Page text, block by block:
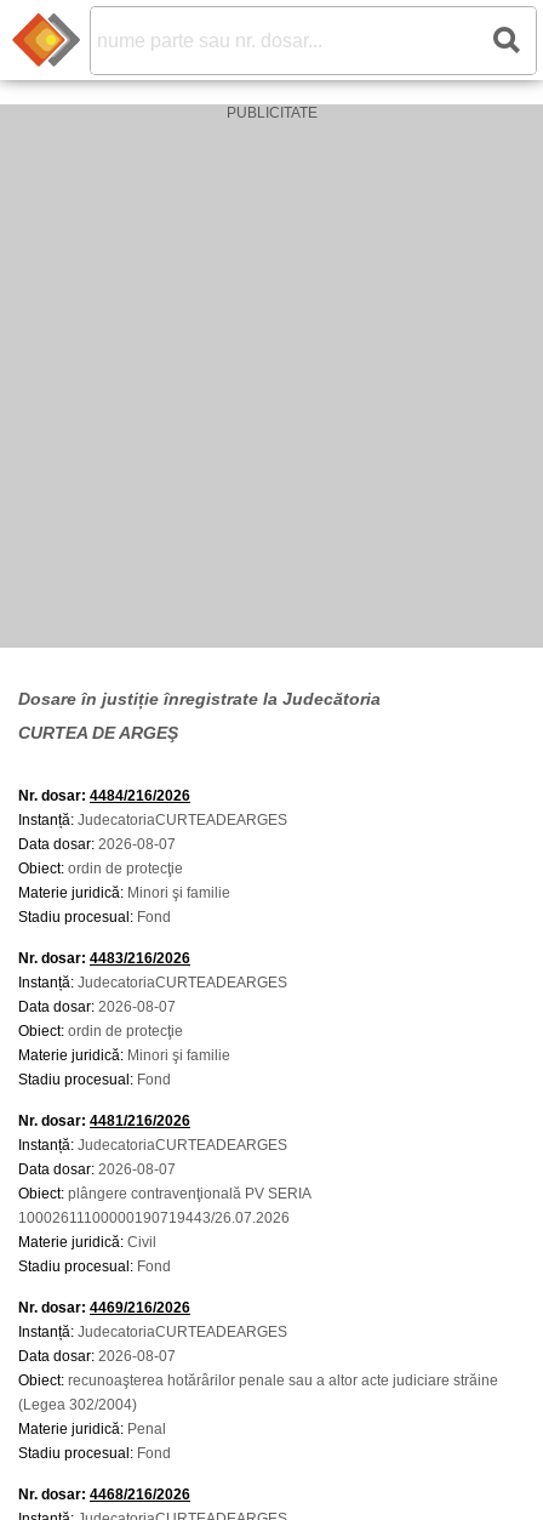
Dosare în justiție înregistrate la Judecătoria
CURTEA DE ARGEŞ
Nr. dosar: 4484/216/2026
Instanță: JudecatoriaCURTEADEARGES
Data dosar: 2026-08-07
Obiect: ordin de protecţie
Materie juridică: Minori şi familie
Stadiu procesual: Fond
Nr. dosar: 4483/216/2026
Instanță: JudecatoriaCURTEADEARGES
Data dosar: 2026-08-07
Obiect: ordin de protecţie
Materie juridică: Minori şi familie
Stadiu procesual: Fond
Nr. dosar: 4481/216/2026
Instanță: JudecatoriaCURTEADEARGES
Data dosar: 2026-08-07
Obiect: plângere contravenţională PV SERIA
10002611100000190719443/26.07.2026
Materie juridică: Civil
Stadiu procesual: Fond
Nr. dosar: 4469/216/2026
Instanță: JudecatoriaCURTEADEARGES
Data dosar: 2026-08-07
Obiect: recunoaşterea hotărârilor penale sau a altor acte judiciare străine
(Legea 302/2004)
Materie juridică: Penal
Stadiu procesual: Fond
Nr. dosar: 4468/216/2026